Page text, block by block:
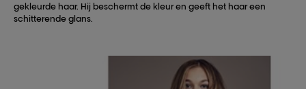
gekleurde haar. Hij beschermt de kleur en geeft het haar een
schitterende glans.